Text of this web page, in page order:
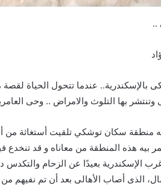
..
بالإسكندرية.. عندما تتحول الحياة
بها التلوث والامراض .. وحى
منطقة سكان توشكي تلقيت أستغاثة من
بيه هذه المنطقة من معاناه و قد
الإسكندرية بعيدًا عن الزحام
الذى أصاب الأهالى بعد أن تم